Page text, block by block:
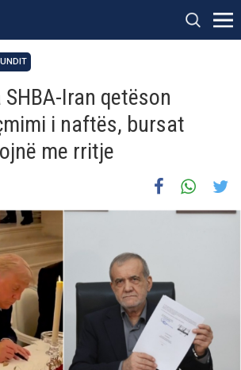
Iran qetëson
i naftës, bursat
me rritje